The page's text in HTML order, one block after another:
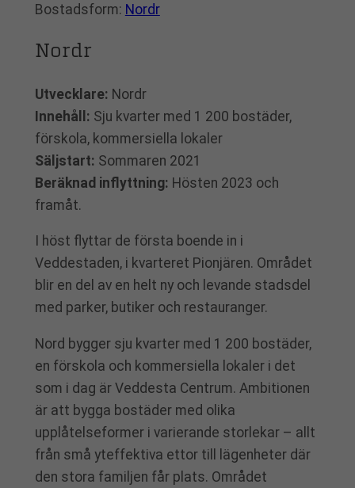
Bostadsform: Nordr
Nordr
Utvecklare: Nordr
Innehåll: Sju kvarter med 1 200 bostäder,
förskola, kommersiella lokaler
Säljstart: Sommaren 2021
Beräknad inflyttning: Hösten 2023 och
framåt.
I höst flyttar de första boende in i
Veddestaden, i kvarteret Pionjären. Området
blir en del av en helt ny och levande stadsdel
med parker, butiker och restauranger.
Nord bygger sju kvarter med 1 200 bostäder,
en förskola och kommersiella lokaler i det
som i dag är Veddesta Centrum. Ambitionen
är att bygga bostäder med olika
upplåtelseformer i varierande storlekar – allt
från små yteffektiva ettor till lägenheter där
den stora familjen får plats. Området